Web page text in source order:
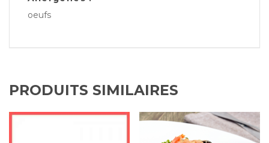
oeufs
PRODUITS SIMILAIRES